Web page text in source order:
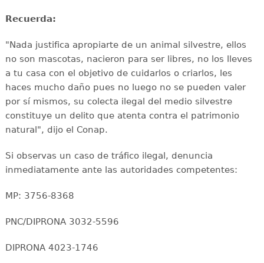
Recuerda:
"Nada justifica apropiarte de un animal silvestre, ellos
no son mascotas, nacieron para ser libres, no los lleves
a tu casa con el objetivo de cuidarlos o criarlos, les
haces mucho daño pues no luego no se pueden valer
por sí mismos, su colecta ilegal del medio silvestre
constituye un delito que atenta contra el patrimonio
natural", dijo el Conap.
Si observas un caso de tráfico ilegal, denuncia
inmediatamente ante las autoridades competentes:
MP: 3756-8368
PNC/DIPRONA 3032-5596
DIPRONA 4023-1746